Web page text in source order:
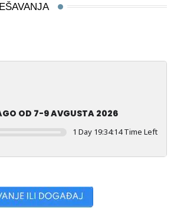
OD 7-9 AVGUSTA 2026
1 Day 19:34:13 Time Left